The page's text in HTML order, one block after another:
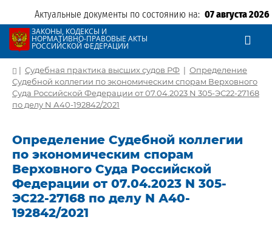
Актуальные документы по состоянию на: 07 августа 2026
ЗАКОНЫ, КОДЕКСЫ И
НОРМАТИВНО-ПРАВОВЫЕ АКТЫ
РОССИЙСКОЙ ФЕДЕРАЦИИ
| Судебная практика высших судов РФ | Определение
Судебной коллегии по экономическим спорам Верховного
Суда Российской Федерации от 07.04.2023 N 305-ЭС22-27168
по делу N А40-192842/2021
Определение Судебной коллегии
по экономическим спорам
Верховного Суда Российской
Федерации от 07.04.2023 N 305-
ЭС22-27168 по делу N А40-
192842/2021